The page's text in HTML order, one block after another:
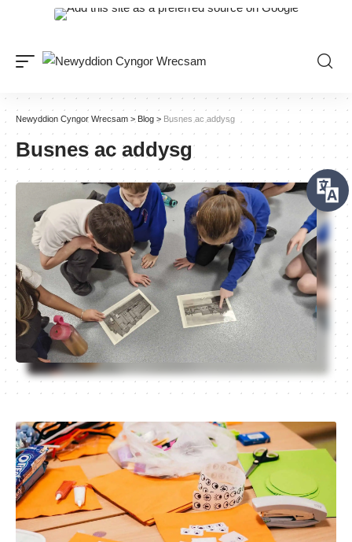
Newyddion Cyngor Wrecsam > Blog > Busnes ac addysg
Busnes ac addysg